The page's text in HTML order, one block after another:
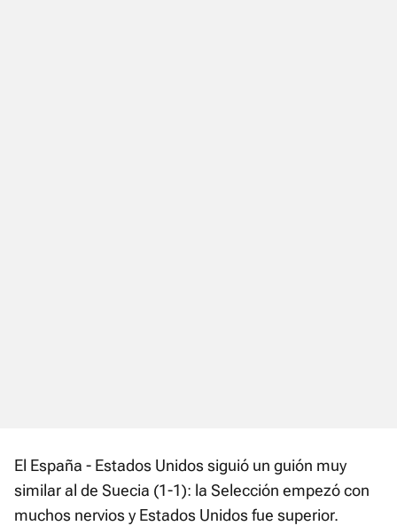
El España - Estados Unidos siguió un guión muy
similar al de Suecia (1-1): la Selección empezó con
muchos nervios y Estados Unidos fue superior.